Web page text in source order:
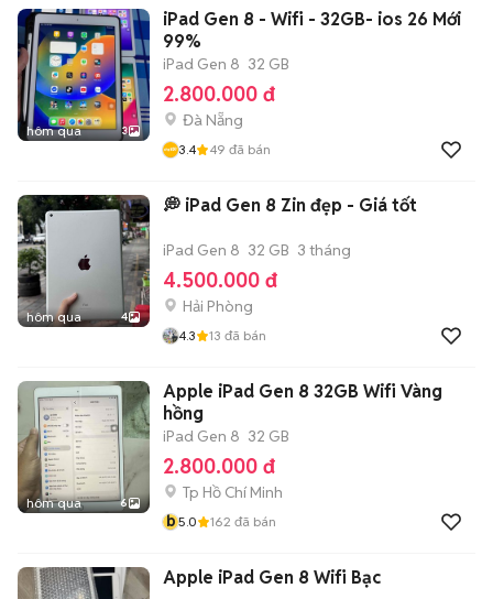
hôm qua 3
iPad Gen 8 - Wifi - 32GB- ios 26 Mới
99%
iPad Gen 8 32 GB
2.800.000 đ
Đà Nẵng
3.4 49 đã bán
hôm qua 4
💭 iPad Gen 8 Zin đẹp - Giá tốt
iPad Gen 8 32 GB 3 tháng
4.500.000 đ
Hải Phòng
4.3 13 đã bán
hôm qua 6
Apple iPad Gen 8 32GB Wifi Vàng
hồng
iPad Gen 8 32 GB
2.800.000 đ
Tp Hồ Chí Minh
b5.0 162 đã bán
Apple iPad Gen 8 Wifi Bạc